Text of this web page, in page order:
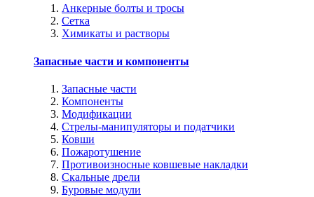
Анкерные болты и тросы
Сетка
Химикаты и растворы
Запасные части и компоненты
Запасные части
Компоненты
Модификации
Стрелы-манипуляторы и податчики
Ковши
Пожаротушение
Противоизносные ковшевые накладки
Скальные дрели
Буровые модули